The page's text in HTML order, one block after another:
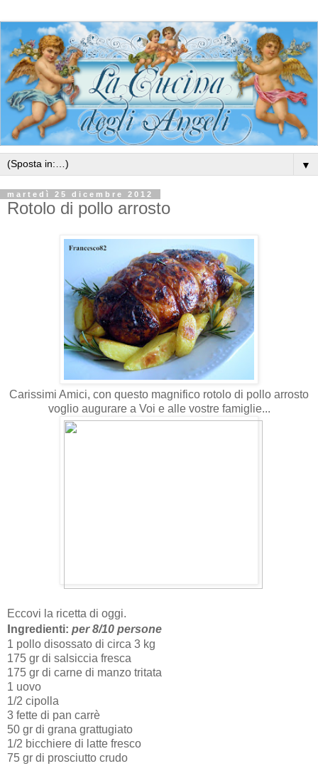
▼
martedì 25 dicembre 2012
Rotolo di pollo arrosto
Carissimi Amici, con questo magnifico rotolo di pollo arrosto
voglio augurare a Voi e alle vostre famiglie...
Eccovi la ricetta di oggi.
Ingredienti: per 8/10 persone
1 pollo disossato di circa 3 kg
175 gr di salsiccia fresca
175 gr di carne di manzo tritata
1 uovo
1/2 cipolla
3 fette di pan carrè
50 gr di grana grattugiato
1/2 bicchiere di latte fresco
75 gr di prosciutto crudo